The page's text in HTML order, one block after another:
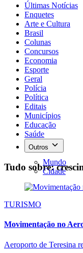
Últimas Notícias
Enquetes
Arte e Cultura
Brasil
Colunas
Concursos
Economia
Esporte
Geral
Polícia
Política
Editais
Municípios
Educação
Saúde
Outros
Mundo
Cidade
Tudo sobre:
TURISMO
Movimentação no
Aeroporto de Teresina